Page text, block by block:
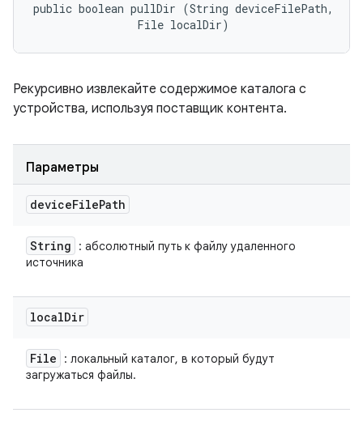
public boolean pullDir (String deviceFilePath,
                File localDir)
Рекурсивно извлекайте содержимое каталога с
устройства, используя поставщик контента.
Параметры
deviceFilePath
String
: абсолютный путь к файлу удаленного
источника
localDir
File
: локальный каталог, в который будут
загружаться файлы.